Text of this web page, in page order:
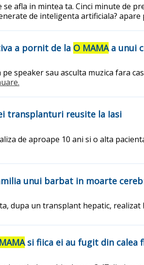
afla in mintea ta. Cinci minute de
de inteligenta artificiala? apare
a pornit de la O MAMAa unui
speaker sau asculta muzica fara
transplanturi reusite la Iasi
de aproape 10 ani si o alta
unui barbat in moarte
dupa un transplant hepatic,
si fiica ei au fugit din calea